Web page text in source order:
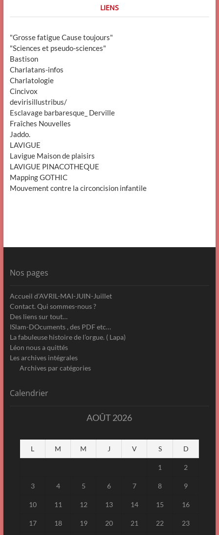
LIENS
"Grosse fatigue Cause toujours"
"Sciences et pseudo-sciences"
Bastison
Charlatans-infos
Charlatologie
Cincivox
devirisillustribus/
Esclavage barbaresque_ Derville
Fraîches Nouvelles
Jaddo.
LAVIGUE
Lavigue Maison de plaisirs
LAVIGUE PINACOTHEQUE
Mapping GOTHIC
Mouvement contre la circoncision infantile
Nos pages
Accueil d’AVRIL-MAI-JUIN-Juillet
Contact. Qui sommes-nous ?
Des liens sur tout…
ISlam-DOcuments , des PDF etc…
La fabuleuse histoire de l’orgue. ( Lapa)
Léon nous a quittés
Les archives intégrales
Archives par catégories
Calendrier
AOÛT 2026
L M M J V S D
1 2
3 4 5 6 7 8 9
10 11 12 13 14 15 16
17 18 19 20 21 22 23